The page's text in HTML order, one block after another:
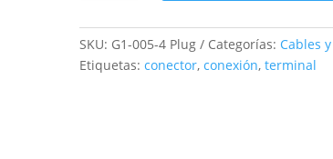
3.5mm
cantidad
SKU: G1-005-4 Plug Categorías: Cables
Etiquetas: conector, conexión, terminal